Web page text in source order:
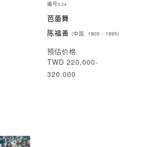
编号024
芭蕾舞
陈福善 (中国, 1905 - 1995)
预估价格
TWD 220,000-
320,000